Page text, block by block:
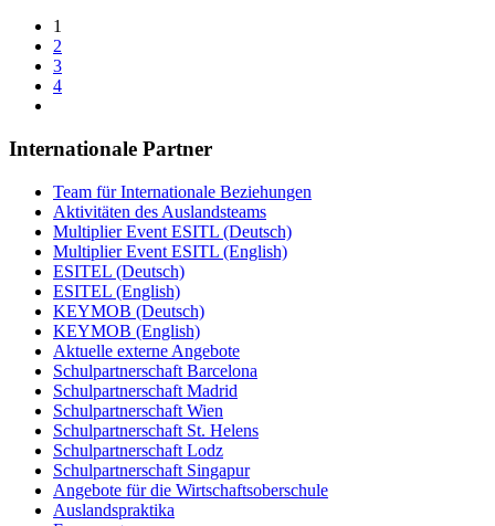
1
2
3
4
Internationale Partner
Team für Internationale Beziehungen
Aktivitäten des Auslandsteams
Multiplier Event ESITL (Deutsch)
Multiplier Event ESITL (English)
ESITEL (Deutsch)
ESITEL (English)
KEYMOB (Deutsch)
KEYMOB (English)
Aktuelle externe Angebote
Schulpartnerschaft Barcelona
Schulpartnerschaft Madrid
Schulpartnerschaft Wien
Schulpartnerschaft St. Helens
Schulpartnerschaft Lodz
Schulpartnerschaft Singapur
Angebote für die Wirtschaftsoberschule
Auslandspraktika